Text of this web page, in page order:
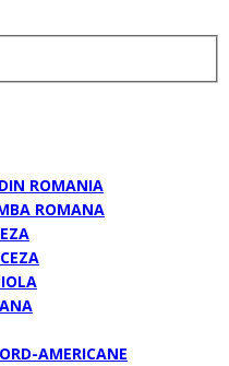
ROMANIA
ROMANA
AMERICANE